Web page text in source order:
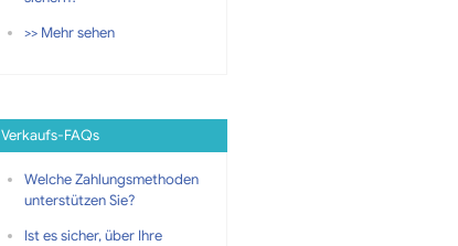
>> Mehr sehen
Verkaufs-FAQs
Welche Zahlungsmethoden
unterstützen Sie?
Ist es sicher, über Ihre